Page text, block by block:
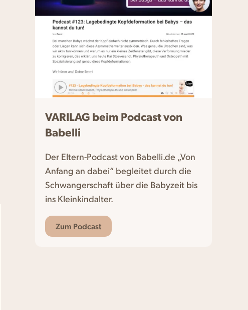
VARILAG beim Podcast von
Babelli
Der Eltern-Podcast von Babelli.de „Von
Anfang an dabei“ begleitet durch die
Schwangerschaft über die Babyzeit bis
ins Kleinkindalter.
Zum Podcast